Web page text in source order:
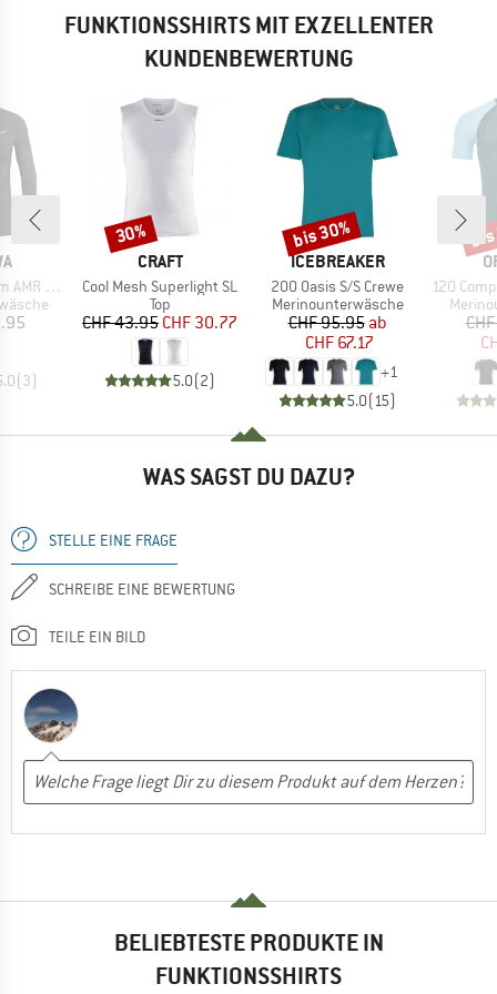
FUNKTIONSSHIRTS MIT EXZELLENTER
KUNDENBEWERTUNG
Zip Tee
(3)
MARKE
CRAFT
Artikel
Cool Mesh Superlight SL
Produktgruppe
Top
Preis
CHF 43.95reduzierter Preis
CHF 30.77
5.0(2)
Rabatt
30%
MARKE
ICEBREAKER
Artikel
200 Oasis S/S Crewe
Produktgruppe
Merinounterwäsche
Preis
CHF 95.95reduzierter Preis
ab
CHF 67.17
+1
5.0(15)
Rabatt
bis 30%
Artikel
120 Comp
WAS SAGST DU DAZU?
STELLE EINE FRAGE
SCHREIBE EINE BEWERTUNG
TEILE EIN BILD
BELIEBTESTE PRODUKTE IN
FUNKTIONSSHIRTS